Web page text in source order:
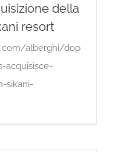
della
resort
alberghi/dop
acquisisce-
sikani-